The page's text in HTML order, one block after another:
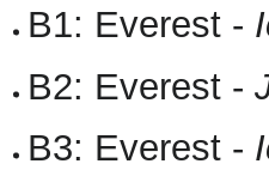
B1: Everest -
B2: Everest -
B3: Everest -